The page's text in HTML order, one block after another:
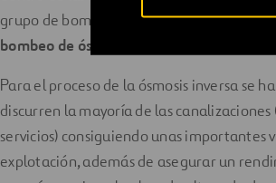
grupo de bombas alimenta a los filtros de
bombeo de ósmosis inversa.
Para el proceso de la ósmosis inversa se
discurren la mayoría de las
servicios) consiguiendo unas
explotación, además de asegurar un